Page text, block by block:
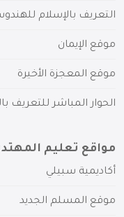
التعريف بالإسلام
موقع الإيمان
موقع المعجزة الأخيرة
الحوار المباشر للتعريف
مواقع تعليم
أكاديمية سبيلي
موقع المسلم الجديد